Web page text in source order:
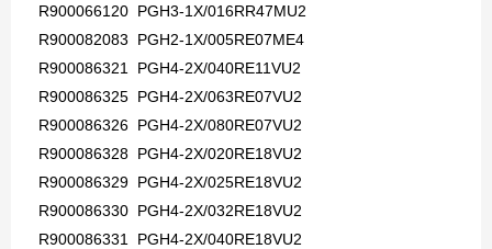
R900066120 PGH3-1X/016RR47MU2
R900082083 PGH2-1X/005RE07ME4
R900086321 PGH4-2X/040RE11VU2
R900086325 PGH4-2X/063RE07VU2
R900086326 PGH4-2X/080RE07VU2
R900086328 PGH4-2X/020RE18VU2
R900086329 PGH4-2X/025RE18VU2
R900086330 PGH4-2X/032RE18VU2
R900086331 PGH4-2X/040RE18VU2